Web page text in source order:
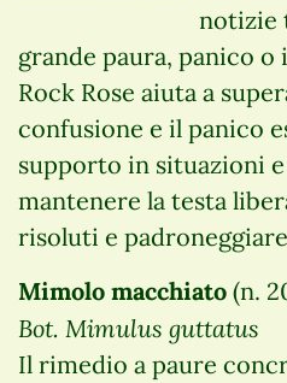
notizie
grande paura, panico o
Rock Rose aiuta a
confusione e il panico
supporto in situazioni
mantenere la testa
risoluti e
Mimolo macchiato (n.
Bot. Mimulus guttatus
Il rimedio a paure